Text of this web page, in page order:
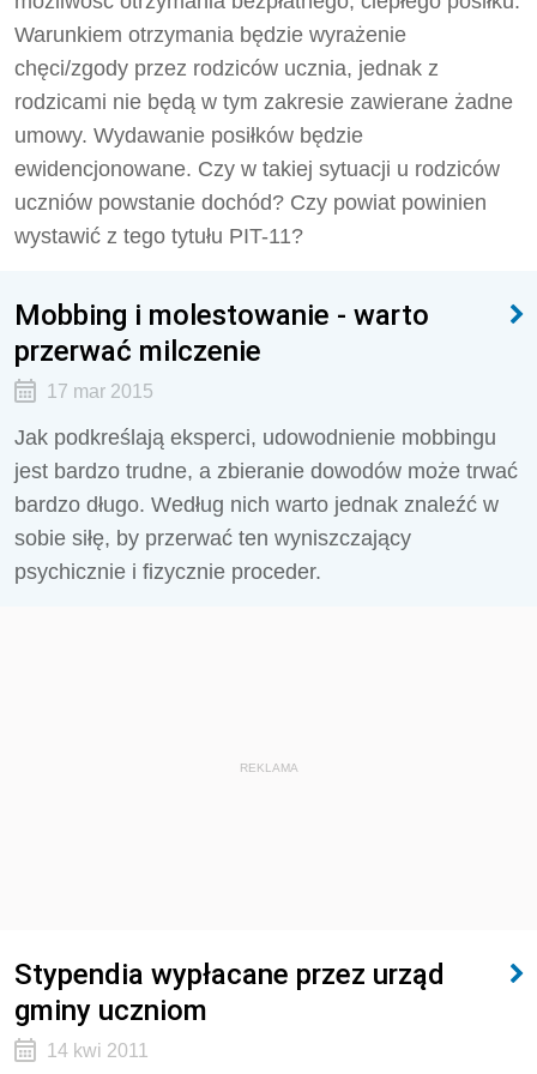
Warunkiem otrzymania będzie wyrażenie
chęci/zgody przez rodziców ucznia, jednak z
rodzicami nie będą w tym zakresie zawierane żadne
umowy. Wydawanie posiłków będzie
ewidencjonowane. Czy w takiej sytuacji u rodziców
uczniów powstanie dochód? Czy powiat powinien
wystawić z tego tytułu PIT-11?
Mobbing i molestowanie - warto
przerwać milczenie
17 mar 2015
Jak podkreślają eksperci, udowodnienie mobbingu
jest bardzo trudne, a zbieranie dowodów może trwać
bardzo długo. Według nich warto jednak znaleźć w
sobie siłę, by przerwać ten wyniszczający
psychicznie i fizycznie proceder.
REKLAMA
Stypendia wypłacane przez urząd
gminy uczniom
14 kwi 2011